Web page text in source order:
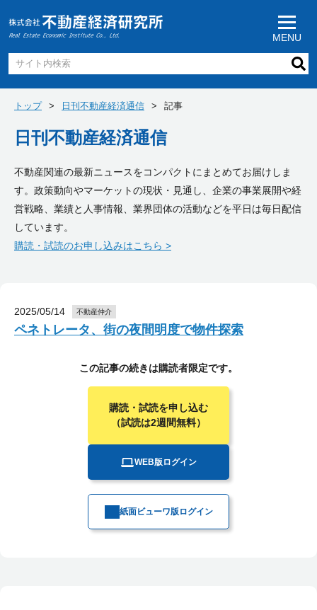
MENU
トップ 日刊不動産経済通信 記事
日刊不動産経済通信
不動産関連の最新ニュースをコンパクトにまとめてお届けしま
す。政策動向やマーケットの現状・見通し、企業の事業展開や経
営戦略、業績と人事情報、業界団体の活動などを平日は毎日配信
しています。
購読・試読のお申し込みはこちら >
2025/05/14 不動産仲介
ペネトレータ、街の夜間明度で物件探索
この記事の続きは購読者限定です。
購読・試読を申し込む
（試読は2週間無料）
WEB版ログイン
紙面ビューワ版ログイン